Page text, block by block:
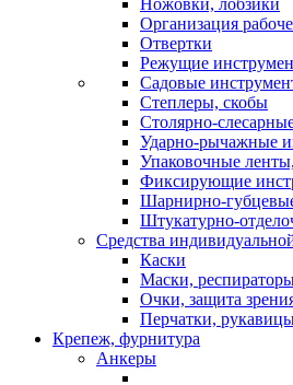
Организация
Отвертки
Режущие
Садовые
Степлеры, скобы
Столярно-
Ударно-рычажные
Упаковочные
Фиксирующие
Шарнирно-
Штукатурно-
Средства
Каски
Маски,
Очки, защита
Перчатки,
Крепеж, фурнитура
Анкеры